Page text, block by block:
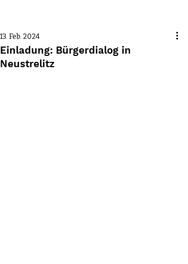
Einladung: Bürgerdialog in
Neustrelitz
13. Feb. 2024